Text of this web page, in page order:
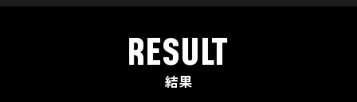
RESULT
結果